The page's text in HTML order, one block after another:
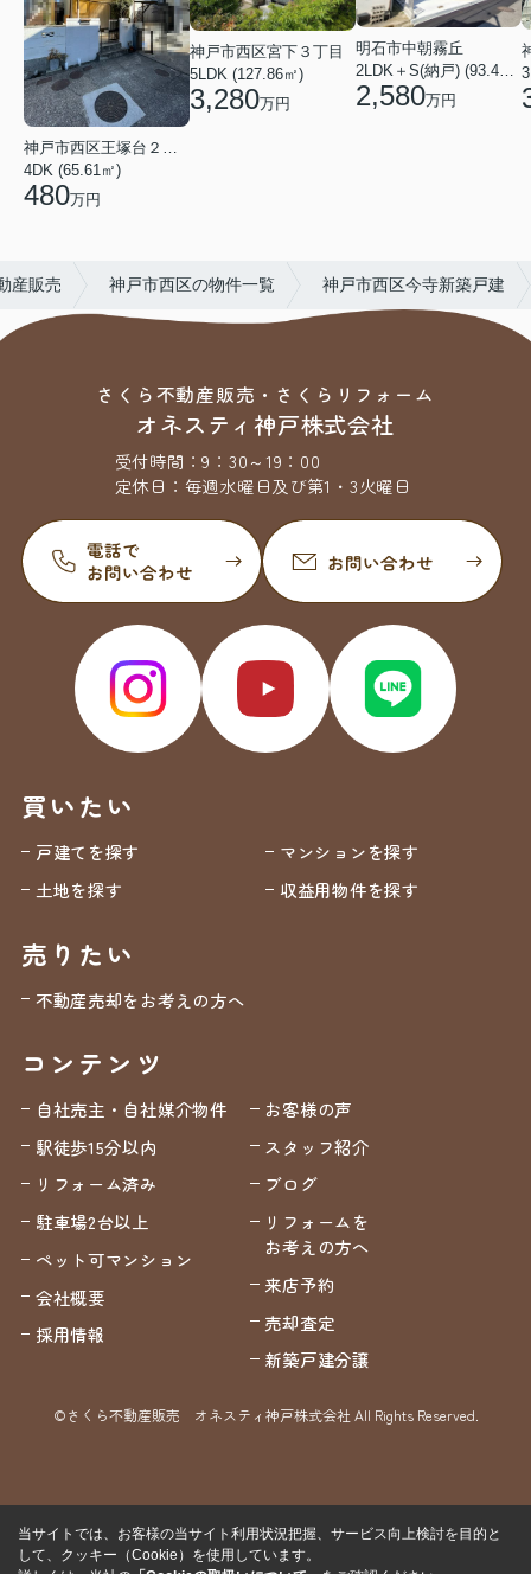
神戸市西区王塚台２丁目
4DK (65.61㎡)
480万円
神戸市西区宮下３丁目
5LDK (127.86㎡)
3,280万円
明石市中朝霧丘
2LDK＋S(納戸) (93.42㎡)
2,580万円
産販売 神戸市西区の物件一覧 神戸市西区今寺新築戸建
さくら不動産販売・さくらリフォーム
オネスティ神戸株式会社
受付時間：9：30～19：00
定休日： 毎週水曜日及び第1・3火曜日
買いたい
戸建てを探す
マンションを探す
土地を探す
収益用物件を探す
売りたい
不動産売却をお考えの方へ
コンテンツ
自社売主・自社媒介物件
駅徒歩15分以内
リフォーム済み
駐車場2台以上
ペット可マンション
会社概要
採用情報
お客様の声
スタッフ紹介
ブログ
リフォームを
お考えの方へ
来店予約
売却査定
新築戸建分譲
©さくら不動産販売 オネスティ神戸株式会社 All Rights Reserved.
当サイトでは、お客様の当サイト利用状況把握、サービス向上検討を目的と
して、クッキー（Cookie）を使用しています。